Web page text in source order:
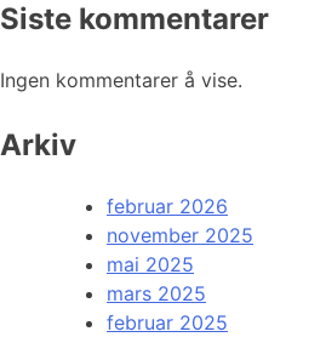
Siste kommentarer
Ingen kommentarer å vise.
Arkiv
februar 2026
november 2025
mai 2025
mars 2025
februar 2025